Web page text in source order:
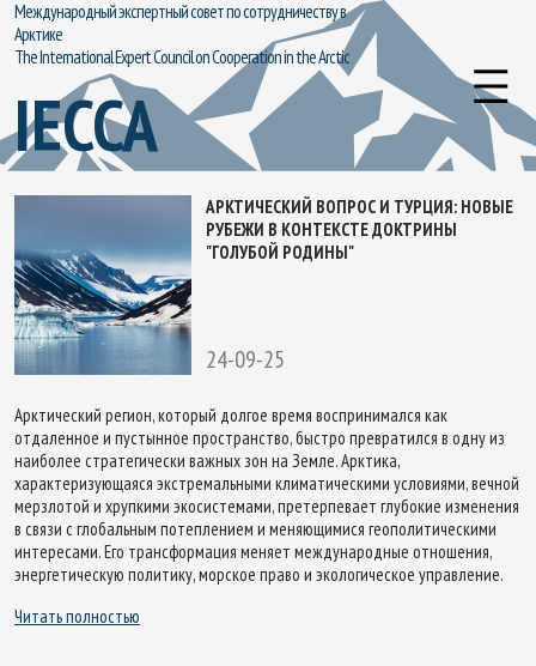
Международный экспертный совет по сотрудничеству в
Арктике
The International Expert Council on Cooperation in the Arctic
IECCA
АРКТИЧЕСКИЙ ВОПРОС И ТУРЦИЯ: НОВЫЕ
РУБЕЖИ В КОНТЕКСТЕ ДОКТРИНЫ
"ГОЛУБОЙ РОДИНЫ"
24-09-25
Арктический регион, который долгое время воспринимался как
отдаленное и пустынное пространство, быстро превратился в одну из
наиболее стратегически важных зон на Земле. Арктика,
характеризующаяся экстремальными климатическими условиями, вечной
мерзлотой и хрупкими экосистемами, претерпевает глубокие изменения
в связи с глобальным потеплением и меняющимися геополитическими
интересами. Его трансформация меняет международные отношения,
энергетическую политику, морское право и экологическое управление.
Читать полностью